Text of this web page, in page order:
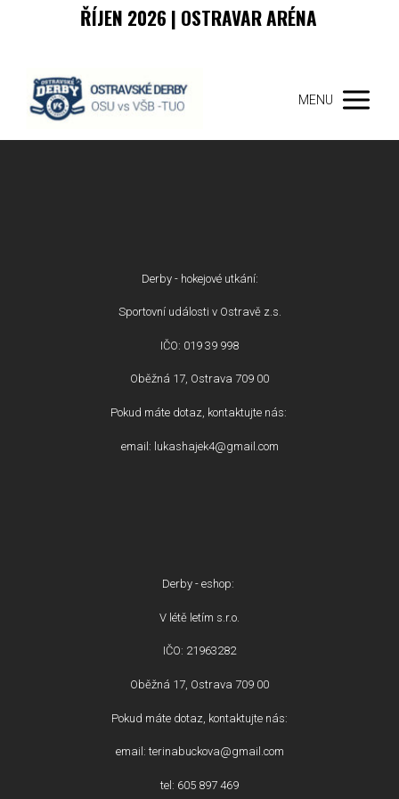
ŘÍJEN 2026 | OSTRAVAR ARÉNA
MENU
Derby - hokejové utkání:
Sportovní události v Ostravě z.s.
IČO: 019 39 998
Oběžná 17, Ostrava 709 00
Pokud máte dotaz, kontaktujte nás:
email: lukashajek4@gmail.com
Derby - eshop:
V létě letím s.r.o.
IČO: 21963282
Oběžná 17, Ostrava 709 00
Pokud máte dotaz, kontaktujte nás:
email: terinabuckova@gmail.com
tel: 605 897 469